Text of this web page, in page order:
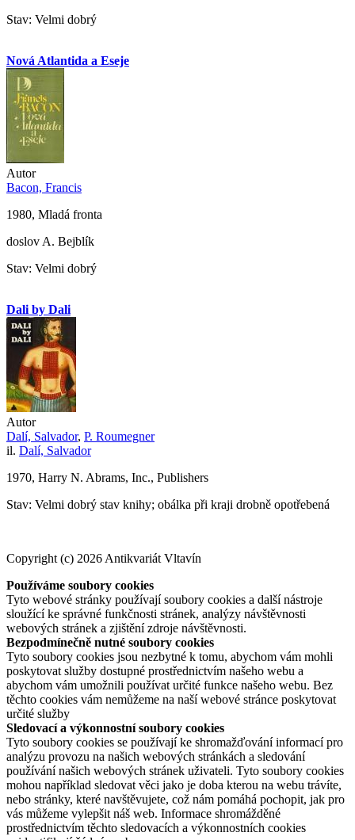
Stav: Velmi dobrý
Nová Atlantida a Eseje
Autor
Bacon, Francis
1980, Mladá fronta
doslov A. Bejblík
Stav: Velmi dobrý
Dali by Dali
Autor
Dalí, Salvador, P. Roumegner
il. Dalí, Salvador
1970, Harry N. Abrams, Inc., Publishers
Stav: Velmi dobrý stav knihy; obálka při kraji drobně opotřebená
Copyright (c) 2026 Antikvariát Vltavín
Používáme soubory cookies
Tyto webové stránky používají soubory cookies a další nástroje
sloužící ke správné funkčnosti stránek, analýzy návštěvnosti
webových stránek a zjištění zdroje návštěvnosti.
Bezpodmínečně nutné soubory cookies
Tyto soubory cookies jsou nezbytné k tomu, abychom vám mohli
poskytovat služby dostupné prostřednictvím našeho webu a
abychom vám umožnili používat určité funkce našeho webu. Bez
těchto cookies vám nemůžeme na naší webové stránce poskytovat
určité služby
Sledovací a výkonnostní soubory cookies
Tyto soubory cookies se používají ke shromažďování informací pro
analýzu provozu na našich webových stránkách a sledování
používání našich webových stránek uživateli. Tyto soubory cookies
mohou například sledovat věci jako je doba kterou na webu trávíte,
nebo stránky, které navštěvujete, což nám pomáhá pochopit, jak pro
vás můžeme vylepšit náš web. Informace shromážděné
prostřednictvím těchto sledovacích a výkonnostních cookies